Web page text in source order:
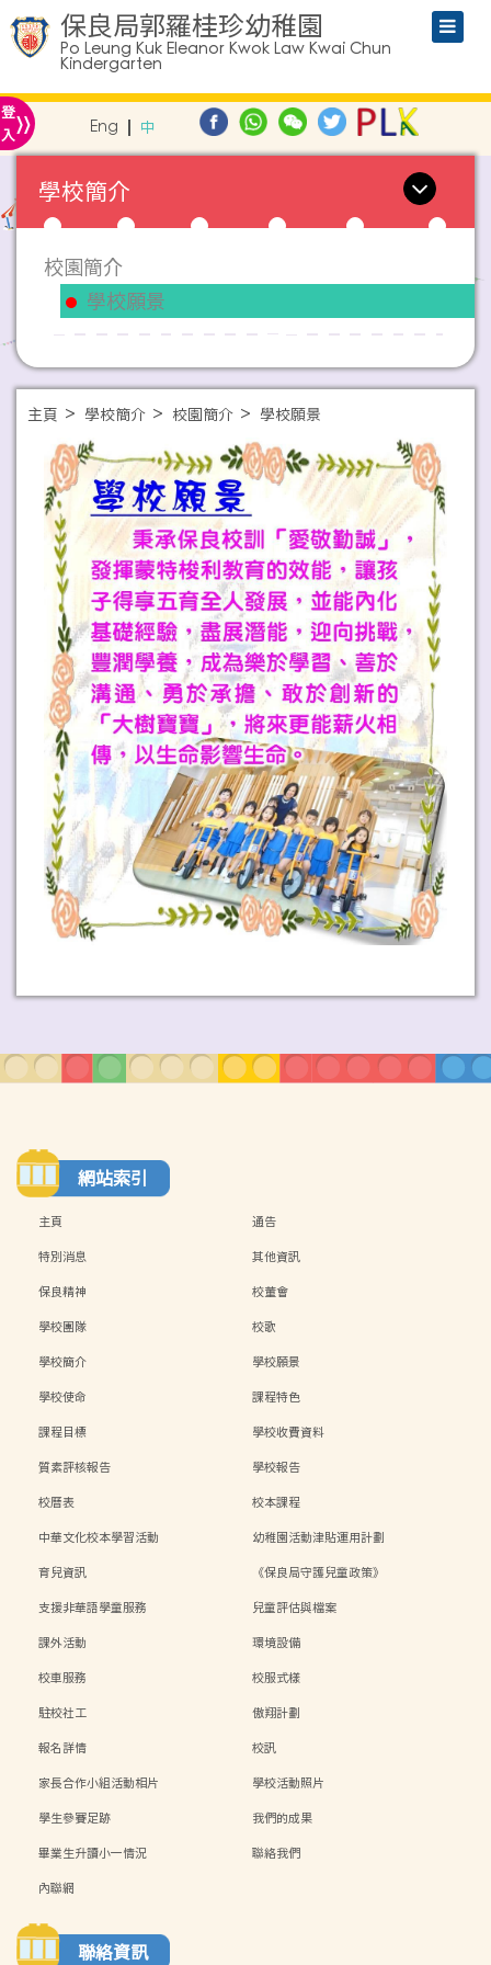
保良局郭羅桂珍幼稚園
Po Leung Kuk Eleanor Kwok Law Kwai Chun
Kindergarten
登
入» Eng 中
學校簡介
校園簡介
學校願景
主頁 學校簡介 校園簡介 學校願景
網站索引
主頁
通告
特別消息
其他資訊
保良精神
校董會
學校團隊
校歌
學校簡介
學校願景
學校使命
課程特色
課程目標
學校收費資料
質素評核報告
學校報告
校曆表
校本課程
中華文化校本學習活動
幼稚園活動津貼運用計劃
育兒資訊
《保良局守護兒童政策》
支援非華語學童服務
兒童評估與檔案
課外活動
環境設備
校車服務
校服式樣
駐校社工
傲翔計劃
報名詳情
校訊
家長合作小組活動相片
學校活動照片
學生參賽足跡
我們的成果
畢業生升讀小一情況
聯絡我們
內聯網
聯絡資訊